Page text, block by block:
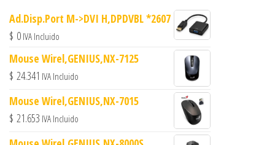
Ad.Disp.Port M->DVI H,DPDVBL *2607
$ 0 IVA Incluido
Mouse Wirel,GENIUS,NX-7125
$ 24.341 IVA Incluido
Mouse Wirel,GENIUS,NX-7015
$ 21.653 IVA Incluido